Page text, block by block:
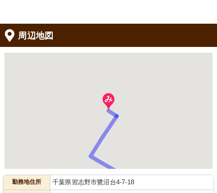
周辺地図
勤務地住所 千葉県習志野市鷺沼台4-7-18